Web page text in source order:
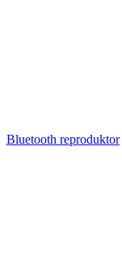
Bluetooth reproduktor